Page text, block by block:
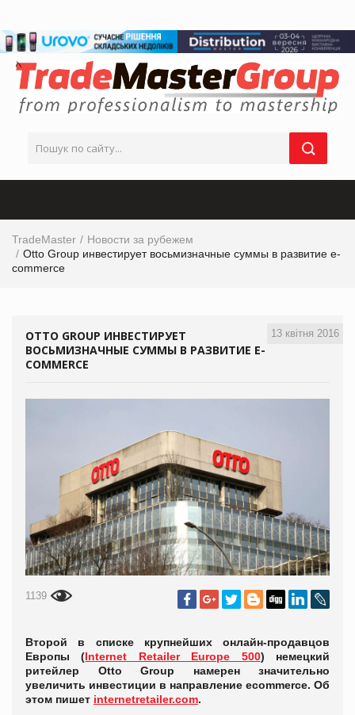
TradeMaster
Новости за рубежем
Otto Group инвестирует восьмизначные суммы в развитие e-
commerce
13 квітня 2016
OTTO GROUP ИНВЕСТИРУЕТ
ВОСЬМИЗНАЧНЫЕ СУММЫ В РАЗВИТИЕ E-
COMMERCE
1139
Второй в списке крупнейших онлайн-продавцов
Европы (Internet Retailer Europe 500) немецкий
ритейлер Otto Group намерен значительно
увеличить инвестиции в направление ecommerce. Об
этом пишет internetretailer.com.